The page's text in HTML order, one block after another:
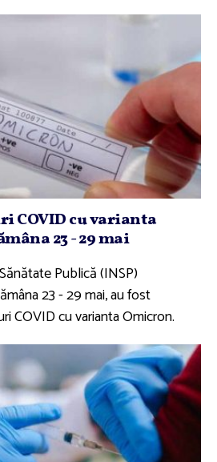
COVID cu varianta
23 - 29 mai
Publică (INSP)
23 - 29 mai, au fost
COVID cu varianta Omicron.